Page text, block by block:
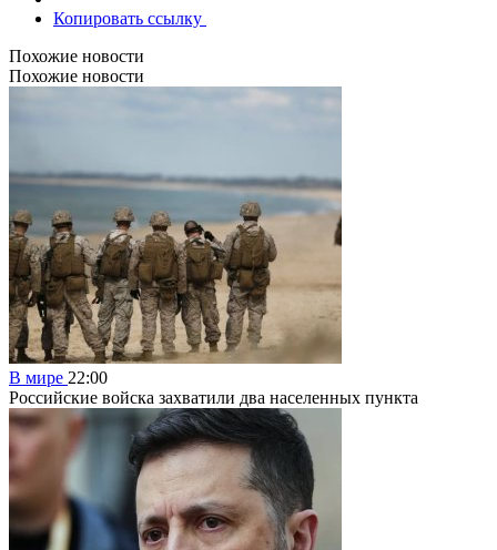
Копировать ссылку
Похожие новости
Похожие новости
В мире 22:00
Российские войска захватили два населенных пункта